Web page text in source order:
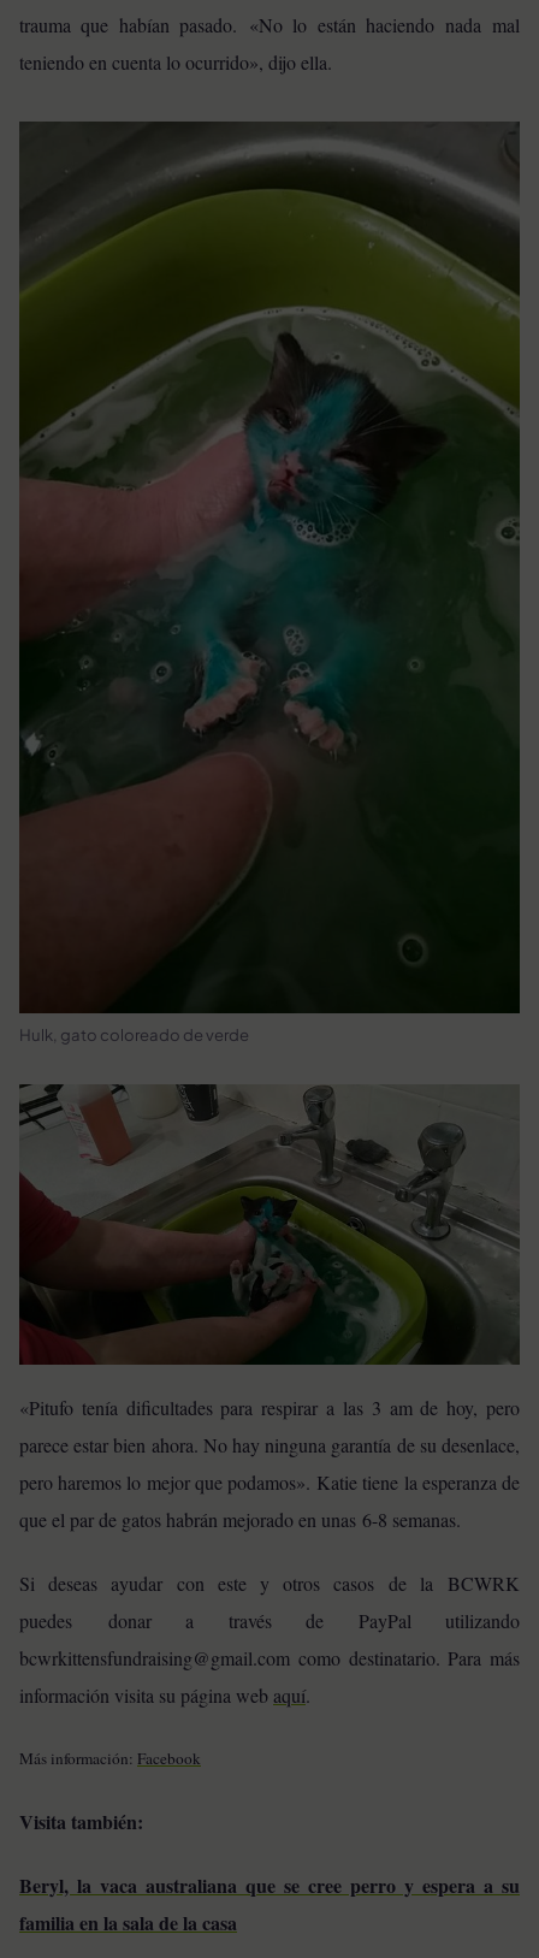
trauma que habían pasado. «No lo están haciendo nada mal
teniendo en cuenta lo ocurrido», dijo ella.
Hulk, gato coloreado de verde
«Pitufo tenía dificultades para respirar a las 3 am de hoy, pero
parece estar bien ahora. No hay ninguna garantía de su desenlace,
pero haremos lo mejor que podamos». Katie tiene la esperanza de
que el par de gatos habrán mejorado en unas 6-8 semanas.
Si deseas ayudar con este y otros casos de la BCWRK
puedes donar a través de PayPal utilizando
bcwrkittensfundraising@gmail.com como destinatario. Para más
información visita su página web aquí.
Más información: Facebook
Visita también:
Beryl, la vaca australiana que se cree perro y espera a su
familia en la sala de la casa